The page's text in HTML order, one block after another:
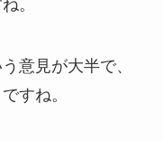
。
意見が大半で、
すね。